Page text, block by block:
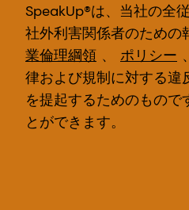
SpeakUp®は、当社の全
社外利害関係者のための
業倫理綱領 、 ポリシー
律および規制に対する違
を提起するためのもので
とができます。